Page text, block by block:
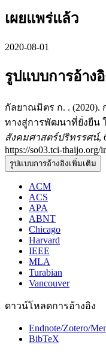
เผยแพร่แล้ว
2020-08-01
รูปแบบการอ้างอิ
กัลยาณมิตร ก. . (2020).
ทางสู่การพัฒนาที่ยั่งยืน
สังคมศาสตร์ปริทรรศน์,
https://so03.tci-thaijo.org/
รูปแบบการอ้างอิงเพิ่มเติม
ACM
ACS
APA
ABNT
Chicago
Harvard
IEEE
MLA
Turabian
Vancouver
ดาวน์โหลดการอ้างอิง
Endnote/Zotero/
BibTeX